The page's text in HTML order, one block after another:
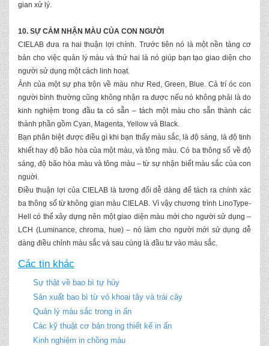
gian xử lý.
10. SỰ CẢM NHẬN MÀU CỦA CON NGƯỜI
CIELAB đưa ra hai thuận lợi chính. Trước tiên nó là một nền tảng cơ
bản cho việc quản lý màu và thứ hai là nó giúp bạn tạo giao diện cho
người sử dụng một cách linh hoạt.
Ảnh của một sự pha trộn về màu như Red, Green, Blue. Cả trí óc con
người bình thường cũng không nhận ra được nếu nó không phải là do
kinh nghiệm trong đầu ta có sẵn – tách một màu cho sẵn thành các
thành phần gồm Cyan, Magenta, Yellow và Black.
Bạn phân biệt được điều gì khi bạn thấy màu sắc, là độ sáng, là độ tinh
khiết hay độ bão hòa của một màu, và tông màu. Có ba thông số về độ
sáng, độ bão hòa màu và tông màu – từ sự nhận biết màu sắc của con
nguời.
Điều thuận lợi của CIELAB là tương đối dễ dàng để tách ra chính xác
ba thông số từ không gian màu CIELAB. Vì vậy chương trình LinoType-
Hell có thể xây dựng nên một giao diện màu mới cho người sử dụng –
LCH (Luminance, chroma, hue) – nó làm cho người mới sử dụng dễ
dàng điều chỉnh màu sắc và sau cùng là đầu tư vào màu sắc.
Các tin khác
Sự thật về bao bì tự hủy
Sản xuất bao bì từ vỏ khoai tây và trái cây
Quản lý màu sắc trong in ấn
Các kỹ thuật cơ bản trong thiết kế in ấn
Kinh nghiệm in chồng màu